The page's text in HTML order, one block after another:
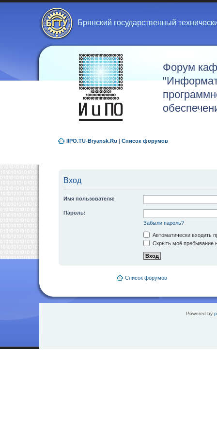
Брянский государственный
Форум
IIPO.TU-Bryansk.Ru | Список форумов
Вход
Имя пользователя:
Пароль:
Забыли пароль?
Автоматически входить
Скрыть моё пребывание
Список форумов
Powered by